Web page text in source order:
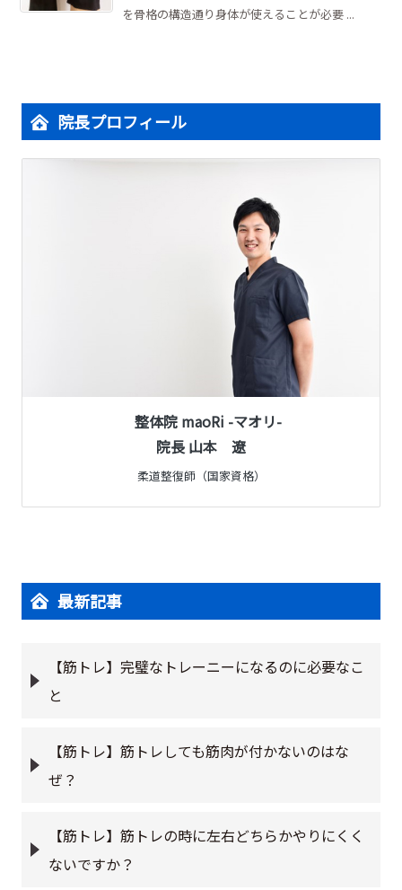
を骨格の構造通り身体が使えることが必要 ...
院長プロフィール
整体院 maoRi -マオリ-
院長 山本 遼
柔道整復師（国家資格）
最新記事
【筋トレ】完璧なトレーニーになるのに必要なこ
と
【筋トレ】筋トレしても筋肉が付かないのはな
ぜ？
【筋トレ】筋トレの時に左右どちらかやりにくく
ないですか？